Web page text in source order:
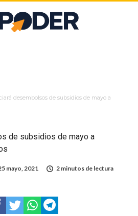
desembolsos de subsidios de mayo a
de subsidios de mayo a
mayo, 2021
2 minutos de lectura